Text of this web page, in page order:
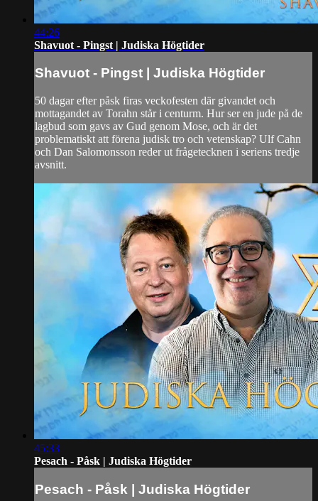
44:26
Shavuot - Pingst | Judiska Högtider
Shavuot - Pingst | Judiska Högtider
50 dagar efter påsk firas veckofesten där givandet och
mottagandet av Torahn står i centurm. Hur ser en jude på de
lagbud som gavs av Gud genom Mose, och är det
problematiskt att förena judisk tro och vetenskap? Ulf Cahn
och Dan Salomonsson reder ut frågetecknen i seriens tredje
avsnitt.
45:33
Pesach - Påsk | Judiska Högtider
Pesach - Påsk | Judiska Högtider